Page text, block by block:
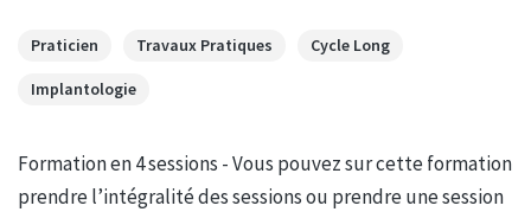
Praticien Travaux Pratiques Cycle Long
Implantologie
Formation en 4 sessions - Vous pouvez sur cette formation
prendre l’intégralité des sessions ou prendre une session